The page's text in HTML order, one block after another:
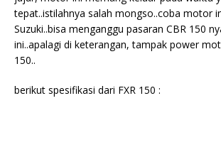
tepat..istilahnya salah mongso..coba motor
Suzuki..bisa menganggu pasaran CBR 150
ini..apalagi di keterangan, tampak power
150..
berikut spesifikasi dari FXR 150 :